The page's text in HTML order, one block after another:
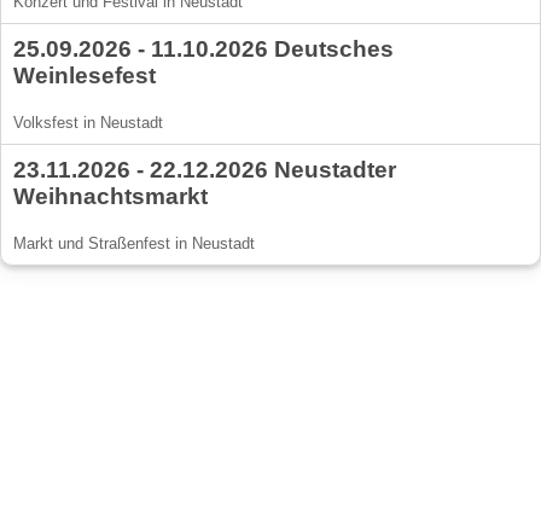
25.09.2026 - 11.10.2026 Deutsches
Weinlesefest
Volksfest in Neustadt
23.11.2026 - 22.12.2026 Neustadter
Weihnachtsmarkt
Markt und Straßenfest in Neustadt